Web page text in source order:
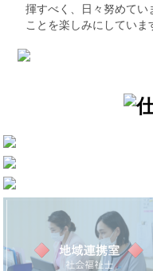
揮すべく、日々努めてい
ことを楽しみにしていま